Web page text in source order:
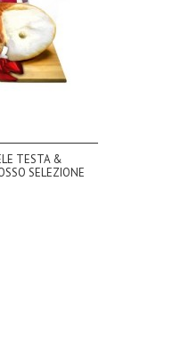
TESTA &
SELEZIONE